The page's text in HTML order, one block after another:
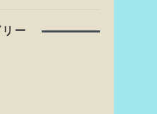
ー